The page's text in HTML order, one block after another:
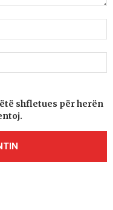
shfletues për herën